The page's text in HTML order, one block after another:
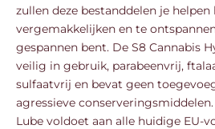
zullen deze bestanddelen je
vergemakkelijken en te
gespannen bent. De S8 Cannabis
veilig in gebruik, parabeenvrij,
sulfaatvrij en bevat geen
agressieve
Lube voldoet aan alle huidige EU-